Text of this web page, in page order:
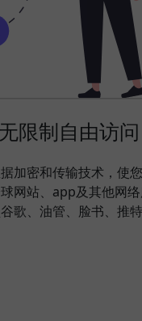
限制自由访问
加密和传输技术，使
网站、app及其他网
歌、油管、脸书、推